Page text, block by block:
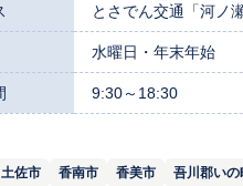
とさでん交通「河ノ
水曜日・年末年始
9:30～18:30
土佐市 香南市 香美市 吾川郡いの